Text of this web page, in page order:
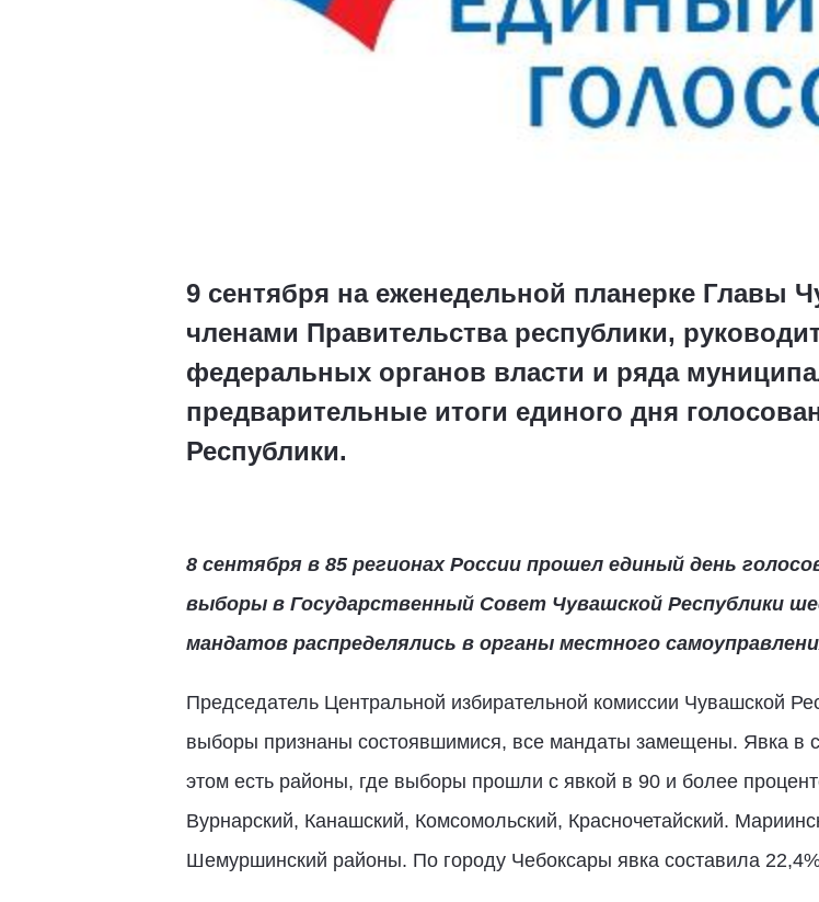
9 сентября на еженедельной планерке Главы
членами Правительства республики,
федеральных органов власти и ряда
предварительные итоги единого дня
Республики.
8 сентября в 85 регионах России прошел единый день
выборы в Государственный Совет Чувашской Республики
мандатов распределялись в органы местного
Председатель Центральной избирательной комиссии Чувашской
выборы признаны состоявшимися, все мандаты замещены. Явка в
этом есть районы, где выборы прошли с явкой в 90 и более
Вурнарский, Канашский, Комсомольский, Красночетайский.
Шемуршинский районы. По городу Чебоксары явка составила